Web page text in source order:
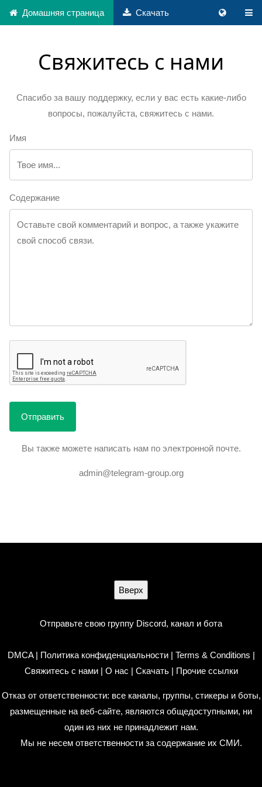
Домашняя страница Скачать
Свяжитесь с нами
Спасибо за вашу поддержку, если у вас есть какие-либо
вопросы, пожалуйста, свяжитесь с нами.
Имя
Содержание
Вы также можете написать нам по электронной почте.
admin@telegram-group.org
Вверх
Отправьте свою группу Discord, канал и бота
DMCA| Политика конфиденциальности| Terms & Conditions |
Свяжитесь с нами| О нас | Скачать| Прочие ссылки
Отказ от ответственности: все каналы, группы, стикеры и боты,
размещенные на веб-сайте, являются общедоступными, ни
один из них не принадлежит нам.
Мы не несем ответственности за содержание их СМИ.